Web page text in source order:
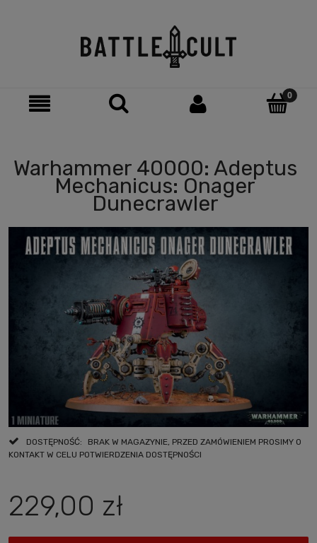
Warhammer 40000: Adeptus
Mechanicus: Onager
Dunecrawler
DOSTĘPNOŚĆ:
BRAK W MAGAZYNIE, PRZED ZAMÓWIENIEM PROSIMY O
KONTAKT W CELU POTWIERDZENIA DOSTĘPNOŚCI
229,00 zł